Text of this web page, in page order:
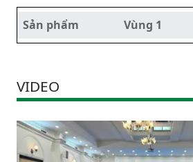
Sản phẩm Vùng 1
VIDEO